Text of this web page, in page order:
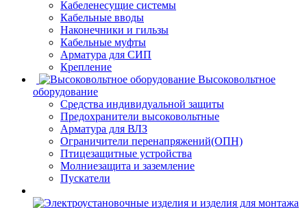
Кабеленесущие системы
Кабельные вводы
Наконечники и гильзы
Кабельные муфты
Арматура для СИП
Крепление
Высоковольтное
оборудование
Средства индивидуальной защиты
Предохранители высоковольтные
Арматура для ВЛЗ
Ограничители перенапряжений(ОПН)
Птицезащитные устройства
Молниезащита и заземление
Пускатели